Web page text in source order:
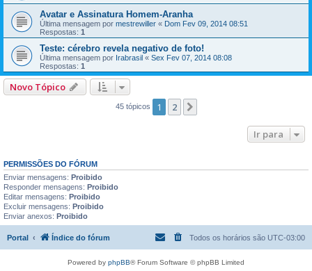
Avatar e Assinatura Homem-Aranha
Última mensagem por mestrewiller « Dom Fev 09, 2014 08:51
Respostas: 1
Teste: cérebro revela negativo de foto!
Última mensagem por Irabrasil « Sex Fev 07, 2014 08:08
Respostas: 1
Novo Tópico
45 tópicos 1 2
Ir para
PERMISSÕES DO FÓRUM
Enviar mensagens: Proibido
Responder mensagens: Proibido
Editar mensagens: Proibido
Excluir mensagens: Proibido
Enviar anexos: Proibido
Portal Índice do fórum Todos os horários são UTC-03:00
Powered by phpBB® Forum Software © phpBB Limited